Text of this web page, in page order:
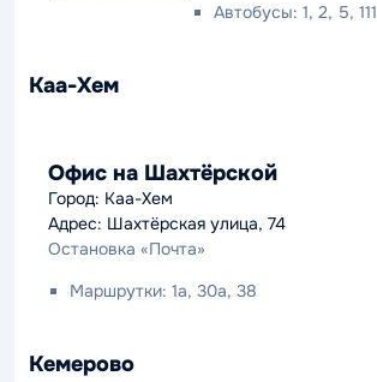
Автобусы: 1, 2, 5, 111
Каа-Хем
Офис на Шахтёрской
Город: Каа-Хем
Адрес: Шахтёрская улица, 74
Остановка «Почта»
Маршрутки: 1а, 30а, 38
Кемерово